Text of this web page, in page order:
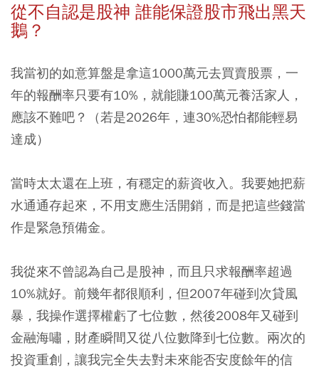
從不自認是股神 誰能保證股市飛出黑天
鵝？
我當初的如意算盤是拿這1000萬元去買賣股票，一
年的報酬率只要有10%，就能賺100萬元養活家人，
應該不難吧？（若是2026年，連30%恐怕都能輕易
達成）
當時太太還在上班，有穩定的薪資收入。我要她把薪
水通通存起來，不用支應生活開銷，而是把這些錢當
作是緊急預備金。
我從來不曾認為自己是股神，而且只求報酬率超過
10%就好。前幾年都很順利，但2007年碰到次貸風
暴，我操作選擇權虧了七位數，然後2008年又碰到
金融海嘯，財產瞬間又從八位數降到七位數。兩次的
投資重創，讓我完全失去對未來能否安度餘年的信